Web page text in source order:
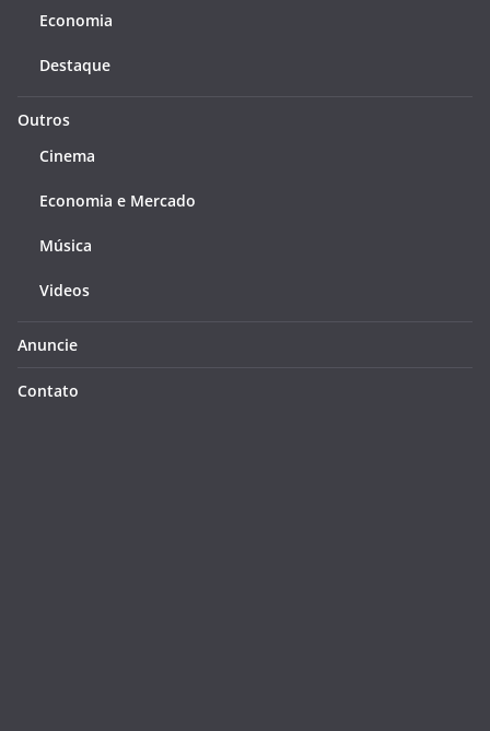
Economia
Destaque
Outros
Cinema
Economia e Mercado
Música
Videos
Anuncie
Contato